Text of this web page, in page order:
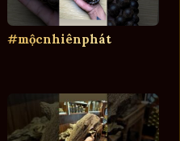
#mộcnhiênphát